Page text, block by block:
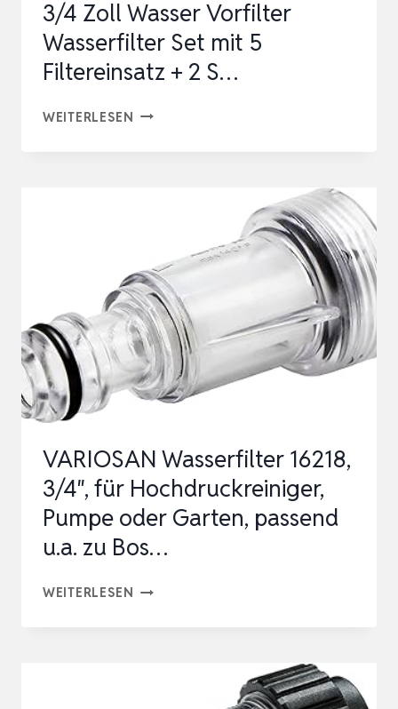
…
3/4 Zoll Wasser Vorfilter
Wasserfilter Set mit 5
Filtereinsatz + 2 S…
WEITERLESEN WASSERFILTER
VORFILTER
WASSERFILTER
SET
MIT
5
FILTEREINSATZ
S…
VARIOSAN Wasserfilter 16218,
3/4″, für Hochdruckreiniger,
Pumpe oder Garten, passend
u.a. zu Bos…
WEITERLESEN VARIOSAN